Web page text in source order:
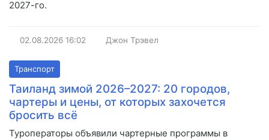
2027-го.
02.08.2026 16:02 Джон Трэвел
Транспорт
Таиланд зимой 2026–2027: 20 городов,
чартеры и цены, от которых захочется
бросить всё
Туроператоры объявили чартерные программы в